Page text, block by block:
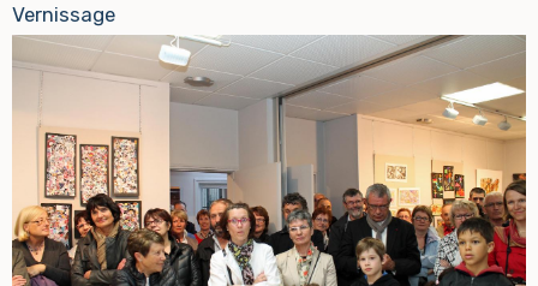
Vernissage